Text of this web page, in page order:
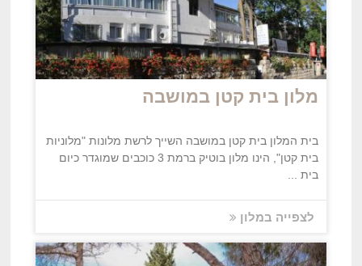
מלון בית קטן במושבה
בית המלון בית קטן במושבה השייך לרשת מלונות "מלוניות
בית קטן", הינו מלון בוטיק ברמת 3 כוכבים שמוגדר כיום
בית ...
לצפייה במלון